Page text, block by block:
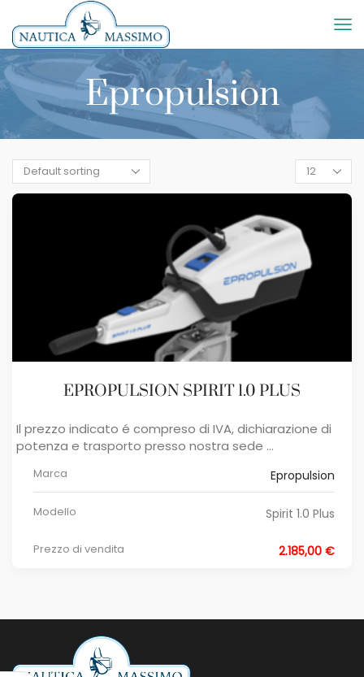
Epropulsion
Products
per
page
EPROPULSION SPIRIT 1.0 PLUS
Il prezzo indicato é compreso di IVA, dichiarazione di
potenza e trasporto presso nostra sede ...
Marca Epropulsion
Modello Spirit 1.0 Plus
Prezzo di vendita 2.185,00 €